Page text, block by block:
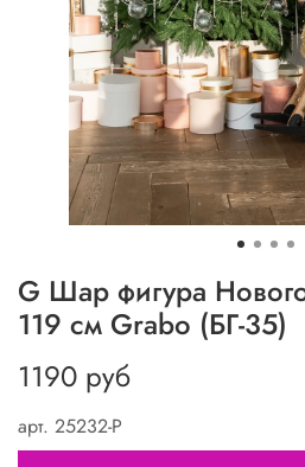
арт. 25232-P
G Шар фигура
119 см Grabo (БГ-35)
1190 руб